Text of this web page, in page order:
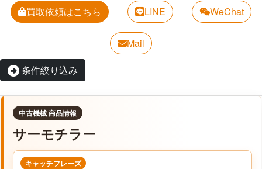
買取依頼はこちら LINE WeChat
Mail
条件絞り込み
中古機械 商品情報
サーモチラー
キャッチフレーズ